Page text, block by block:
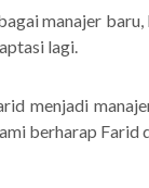
manajer
lagi.
menjadi
berharap Farid